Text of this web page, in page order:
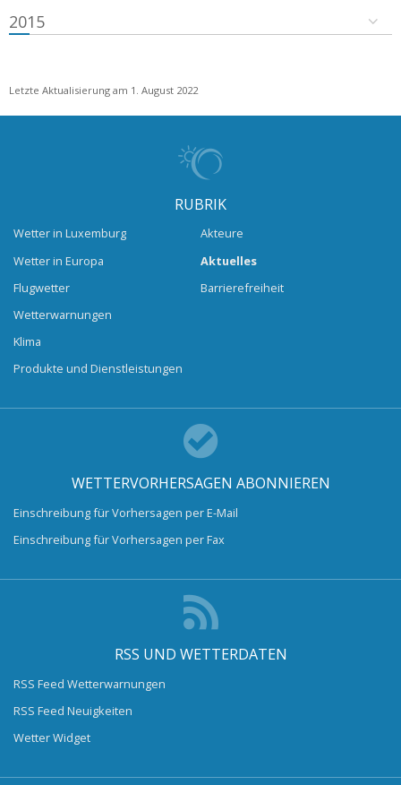
2015
Letzte Aktualisierung am 1. August 2022
RUBRIK
Wetter in Luxemburg
Wetter in Europa
Flugwetter
Wetterwarnungen
Klima
Produkte und Dienstleistungen
Akteure
Aktuelles
Barrierefreiheit
WETTERVORHERSAGEN ABONNIEREN
Einschreibung für Vorhersagen per E-Mail
Einschreibung für Vorhersagen per Fax
RSS UND WETTERDATEN
RSS Feed Wetterwarnungen
RSS Feed Neuigkeiten
Wetter Widget